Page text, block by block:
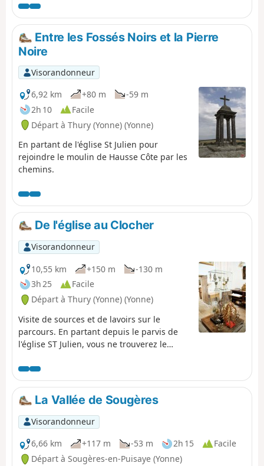
Entre les Fossés Noirs et la Pierre
Noire
Visorandonneur
6,92 km
+80 m
-59 m
2h 10
Facile
Départ à Thury (Yonne) (Yonne)
En partant de l'église St Julien pour
rejoindre le moulin de Hausse Côte par les
chemins.
De l'église au Clocher
Visorandonneur
10,55 km
+150 m
-130 m
3h 25
Facile
Départ à Thury (Yonne) (Yonne)
Visite de sources et de lavoirs sur le
parcours. En partant depuis le parvis de
l'église ST Julien, vous ne trouverez le
La Vallée de Sougères
Visorandonneur
6,66 km
+117 m -53 m 2h 15
Facile
Départ à Sougères-en-Puisaye (Yonne)